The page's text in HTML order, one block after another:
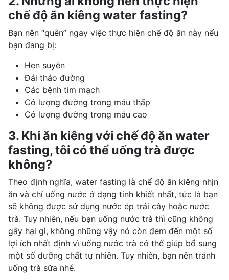
chế độ ăn kiêng water fasting?
Bạn nên “quên” ngay việc thực hiện chế độ ăn này nếu
bạn đang bị:
Hen suyễn
Đái tháo đường
Các bệnh tim mạch
Có lượng đường trong máu thấp
Có lượng đường trong máu cao
3. Khi ăn kiêng với chế độ ăn water
fasting, tôi có thể uống trà được
không?
Theo định nghĩa, water fasting là chế độ ăn kiêng nhịn
ăn và chỉ uống nước ở dạng tinh khiết nhất, tức là bạn
sẽ không được sử dụng nước ép trái cây hoặc nước
trà. Tuy nhiên, nếu bạn uống nước trà thì cũng không
gây hại gì, không những vậy nó còn đem đến một số
lợi ích nhất định vì uống nước trà có thể giúp bổ sung
một số dưỡng chất tự nhiên. Tuy nhiên, bạn nên tránh
uống trà sữa nhé.